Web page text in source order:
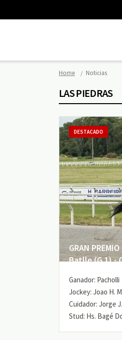
Home Noticias
LAS PIEDRAS
GRAN
Batlle (G 1) -
DESTACADO
Ganador: Pacholli
Jockey: Joao H.
Cuidador: Jorge
Stud: Hs. Bagé